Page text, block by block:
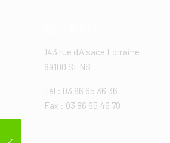
143 rue d'Alsace Lorraine
89100 SENS
Tél : 03 86 65 36 36
Fax : 03 86 65 46 70